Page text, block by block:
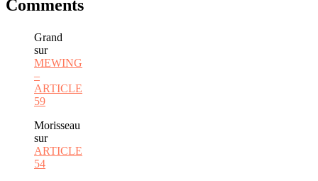
Comments
Grand
sur
MEWING
–
ARTICLE
59
Morisseau
sur
ARTICLE
54